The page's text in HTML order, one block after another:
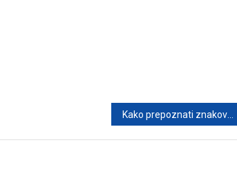
Kako prepoznati znakove emocionalne distance kod partnera: Šta nam govori govor tela